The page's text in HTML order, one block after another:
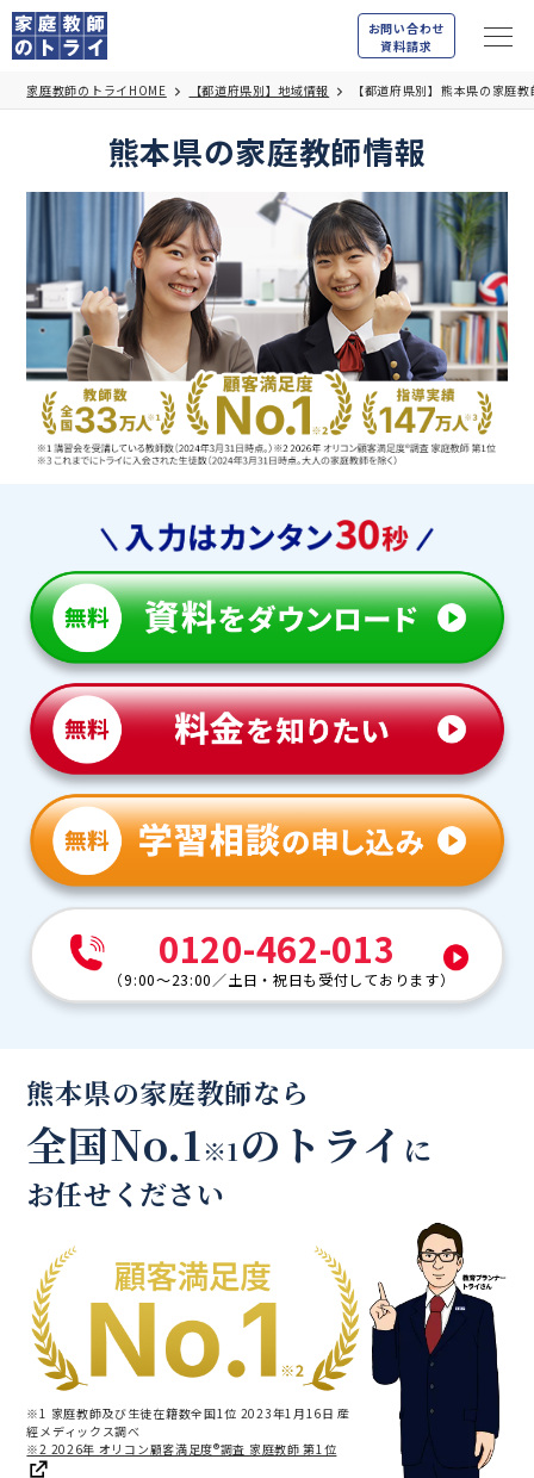
お問い合わせ
資料請求
家庭教師のトライHOME 【都道府県別】地域情報 【都道府県別】熊本県の家庭
熊本県の家庭教師情報
0120-462-013
（9:00～23:00／土日・祝日も受付しております）
熊本県の家庭教師なら
全国No.1※1のトライ に
お任せください
※1 家庭教師及び生徒在籍数全国1位 2023年1月16日 産
經メディックス調べ
※2 2026年 オリコン顧客満足度®調査 家庭教師 第1位